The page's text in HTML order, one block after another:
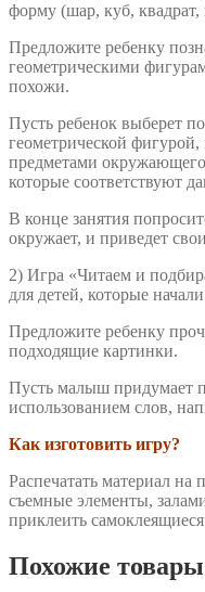
форму (шар, куб,
Предложите ребенку
геометрическими
похожи.
Пусть ребенок выберет
геометрической фигурой,
предметами
которые соответствуют
В конце занятия
окружает, и приведет
2) Игра «Читаем и
для детей, которые
Предложите ребенку
подходящие картинки.
Пусть малыш придумает
использованием слов,
Как изготовить игру?
Распечатать материал на
съемные элементы,
приклеить
Похожие товары